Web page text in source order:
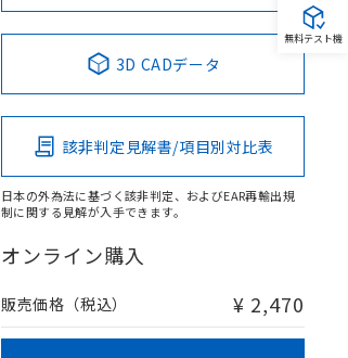
3D CADデータ
該非判定見解書/項目別対比表
日本の外為法に基づく該非判定、およびEAR再輸出規
制に関する見解が入手できます。
オンライン購入
販売価格（税込） ¥ 2,470
無料テスト機